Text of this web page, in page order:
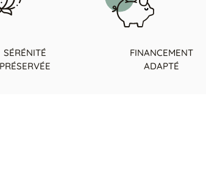
SÉRÉNITÉ
PRÉSERVÉE
FINANCEMENT
ADAPTÉ